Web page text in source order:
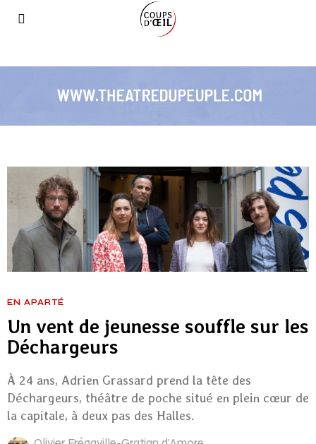
EN APARTÉ
Un vent de jeunesse souffle sur les
Déchargeurs
À 24 ans, Adrien Grassard prend la tête des
Déchargeurs, théâtre de poche situé en plein cœur de
la capitale, à deux pas des Halles.